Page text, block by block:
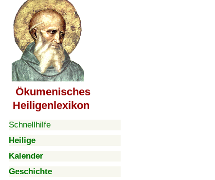
Ökumenisches
Heiligenlexikon
Schnellhilfe
Heilige
Kalender
Geschichte